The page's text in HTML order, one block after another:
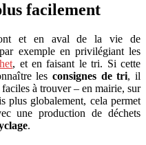
facilement
et en aval de la vie de
exemple en privilégiant les
, et en faisant le tri. Si cette
les consignes de tri, il
à trouver – en mairie, sur
globalement, cela permet
une production de déchets
.